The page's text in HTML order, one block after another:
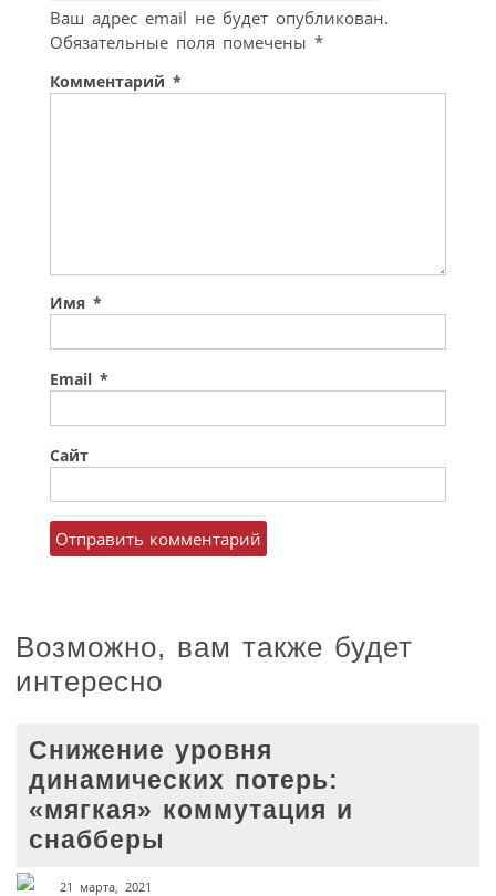
Ваш адрес email не будет опубликован.
Обязательные поля помечены *
Комментарий *
Имя *
Email *
Сайт
Возможно, вам также будет
интересно
Снижение уровня
динамических потерь:
«мягкая» коммутация и
снабберы
21 марта, 2021